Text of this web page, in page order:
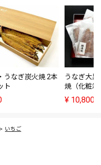
うなぎ炭火焼 2本
ト
うなぎ大
焼（化粧
¥ 10,800
いちご